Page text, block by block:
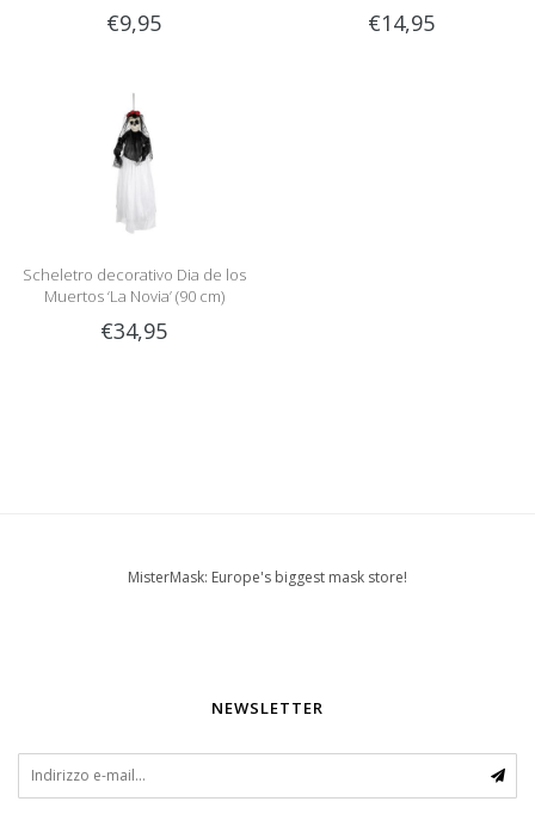
€9,95 €14,95
Scheletro decorativo Dia de los
Muertos ‘La Novia’ (90 cm)
€34,95
MisterMask: Europe's biggest mask store!
NEWSLETTER